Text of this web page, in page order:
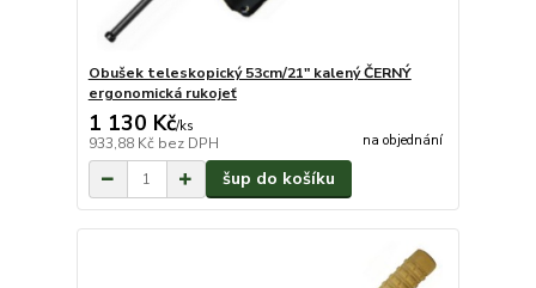
Obušek teleskopický 53cm/21" kalený ČERNÝ
ergonomická rukojeť
1 130 Kč/ks
933,88 Kč bez DPH na objednání
šup do košíku